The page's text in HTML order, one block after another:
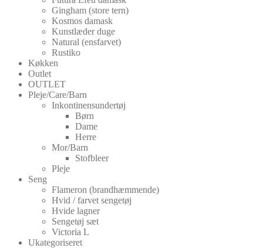
Gingham (store tern)
Kosmos damask
Kunstlæder duge
Natural (ensfarvet)
Rustiko
Køkken
Outlet
OUTLET
Pleje/Care/Barn
Inkontinensundertøj
Børn
Dame
Herre
Mor/Barn
Stofbleer
Pleje
Seng
Flameron (brandhæmmende)
Hvid / farvet sengetøj
Hvide lagner
Sengetøj sæt
Victoria L
Ukategoriseret